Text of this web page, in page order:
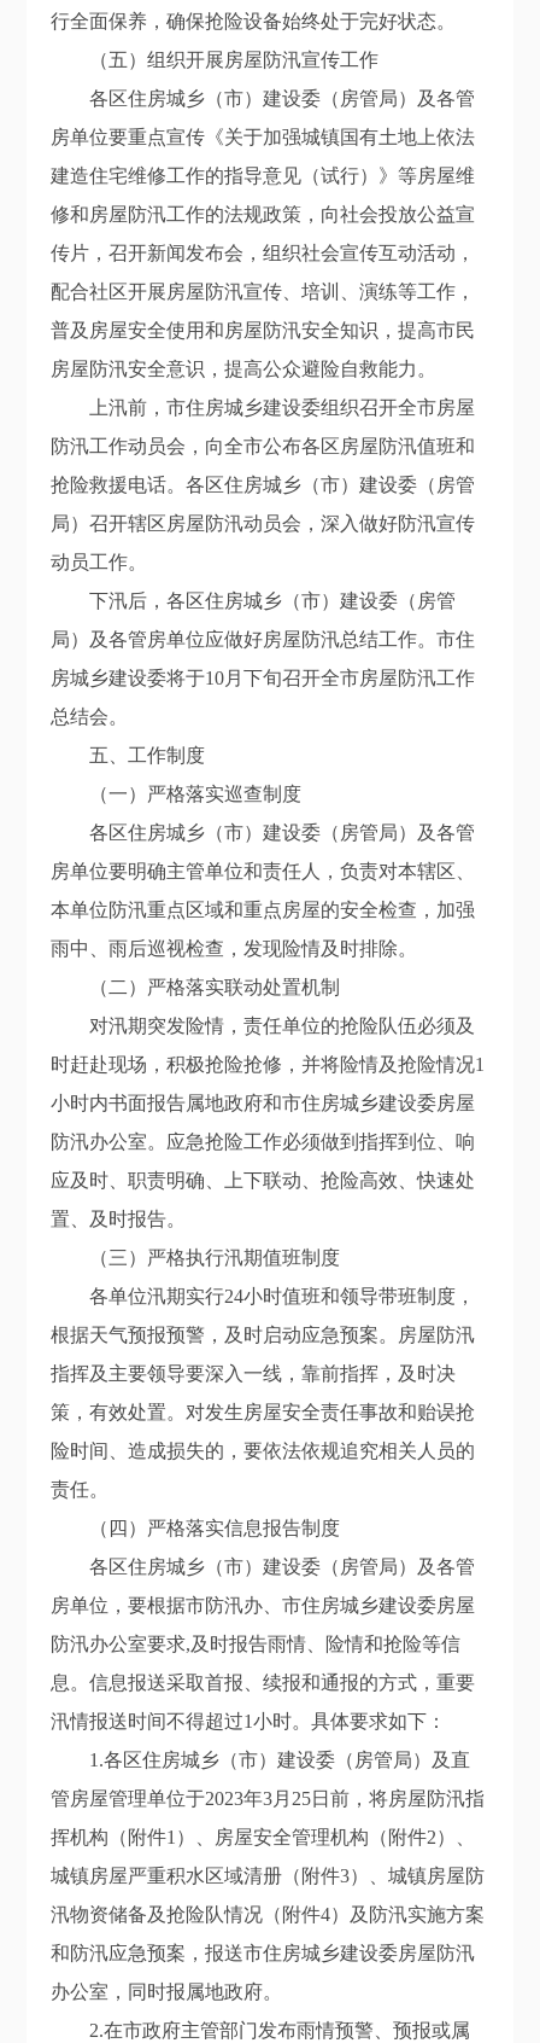
行全面保养，确保抢险设备始终处于完好状态。
（五）组织开展房屋防汛宣传工作
各区住房城乡（市）建设委（房管局）及各管
房单位要重点宣传 《关于加强城镇国有土地上依法
建造住宅维修工作的指导意见（试行）》 等房屋维
修和房屋防汛工作的法规政策 ，向社会投放公益宣
传片，召开新闻发布会，组织社会宣传互动活动，
配合社区开展房屋防汛宣传、培训、演练等工作，
普及房屋安全使用和房屋防汛安全知识，提高市民
房屋防汛安全意识，提高公众避险自救能力。
上汛前，市住房城乡建设委组织召开全市房屋
防汛工作动员会，向全市公布各区房屋防汛值班和
抢险救援电话。各区住房城乡（市）建设委（房管
局）召开辖区房屋防汛动员会，深入做好防汛宣传
动员工作。
下汛后，各区住房城乡（市）建设委（房管
局） 及各管房单位应做好房屋防汛总结工作。市住
房城乡建设委将于10月下旬召开全市房屋防汛工作
总结会。
五、 工作制度
（一）严格落实巡查制度
各区住房城乡（市）建设委（房管局）及各管
房单位要明确主管单位和责任人，负责对本辖区、
本单位防汛重点区域和重点房屋的安全检查，加强
雨中、雨后巡视检查，发现险情及时排除。
（二）严格落实联动处置机制
对汛期突发险情，责任单位的抢险队伍必须及
时赶赴现场，积极抢险抢修，并将险情及抢险情况1
小时内书面报告属地政府和市住房城乡建设委房屋
防汛办公室。应急抢险工作必须做到指挥到位、响
应及时、职责明确、上下联动、抢险高效、快速处
置、及时报告。
（三）严格执行汛期值班制度
各单位汛期实行24小时值班和领导带班制度，
根据天气预报预警，及时启动应急预案。房屋防汛
指挥及主要领导要深入一线，靠前指挥，及时决
策，有效处置。对发生房屋安全责任事故和贻误抢
险时间、造成损失的，要依法依规追究相关人员的
责任。
（四）严格落实信息报告制度
各区住房城乡（市）建设委（房管局）及各管
房单位，要根据市防汛办、市住房城乡建设委房屋
防汛办公室要求,及时报告雨情、险情和抢险等信
息。信息报送采取首报、续报和通报的方式，重要
汛情报送时间不得超过1小时。具体要求如下：
1.各区住房城乡（市）建设委 （房管局）及直
管房屋管理单位于2023年3月 25日前，将房屋防汛指
挥机构（附件1）
房屋安全管理机构（附件2）、
城镇房屋严重积水区域清册（附件3）、城镇房屋防
汛物资储备及抢险队情况（附件4）及防汛实施方案
和防汛应急预案，报送市住房城乡建设委房屋防汛
办公室 ，同时报属地政府。
2.在市政府主管部门发布雨情预警、预报或属